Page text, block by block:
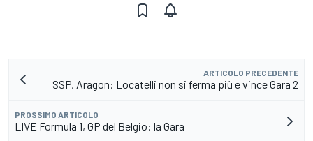
ARTICOLO PRECEDENTE
SSP, Aragon: Locatelli non si ferma più e vince Gara 2
PROSSIMO ARTICOLO
LIVE Formula 1, GP del Belgio: la Gara